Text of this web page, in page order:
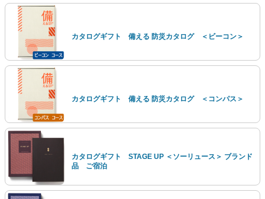
カタログギフト 備える 防災カタログ ＜ビーコン＞
カタログギフト 備える 防災カタログ ＜コンパス＞
カタログギフト STAGE UP ＜ソーリュース＞ ブランド
品 ご宿泊